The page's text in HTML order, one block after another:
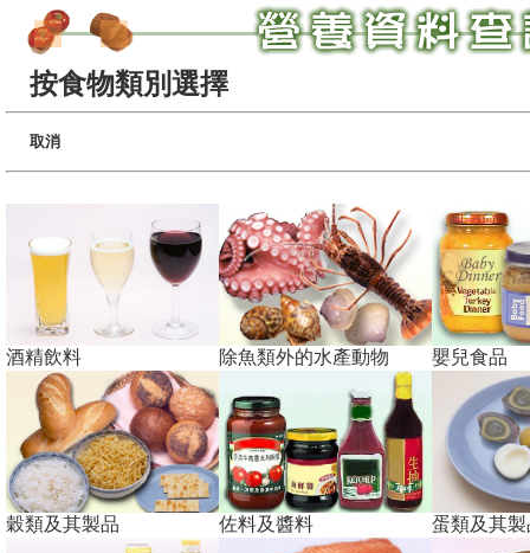
按食物類別選擇
取消
酒精飲料 除魚類外的水產動物 嬰兒食品
穀類及其製品 佐料及醬料 蛋類及其製